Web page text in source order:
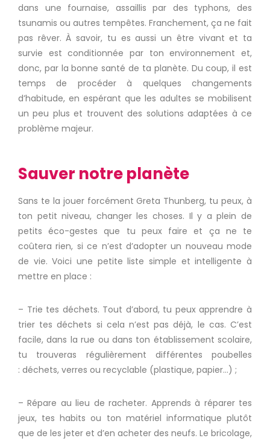
dans une fournaise, assaillis par des typhons, des
tsunamis ou autres tempêtes. Franchement, ça ne fait
pas rêver. À savoir, tu es aussi un être vivant et ta
survie est conditionnée par ton environnement et,
donc, par la bonne santé de ta planète. Du coup, il est
temps de procéder à quelques changements
d’habitude, en espérant que les adultes se mobilisent
un peu plus et trouvent des solutions adaptées à ce
problème majeur.
Sauver notre planète
Sans te la jouer forcément Greta Thunberg, tu peux, à
ton petit niveau, changer les choses. Il y a plein de
petits éco-gestes que tu peux faire et ça ne te
coûtera rien, si ce n’est d’adopter un nouveau mode
de vie. Voici une petite liste simple et intelligente à
mettre en place :
– Trie tes déchets. Tout d’abord, tu peux apprendre à
trier tes déchets si cela n’est pas déjà, le cas. C’est
facile, dans la rue ou dans ton établissement scolaire,
tu trouveras régulièrement différentes poubelles
: déchets, verres ou recyclable (plastique, papier…) ;
– Répare au lieu de racheter. Apprends à réparer tes
jeux, tes habits ou ton matériel informatique plutôt
que de les jeter et d’en acheter des neufs. Le bricolage,